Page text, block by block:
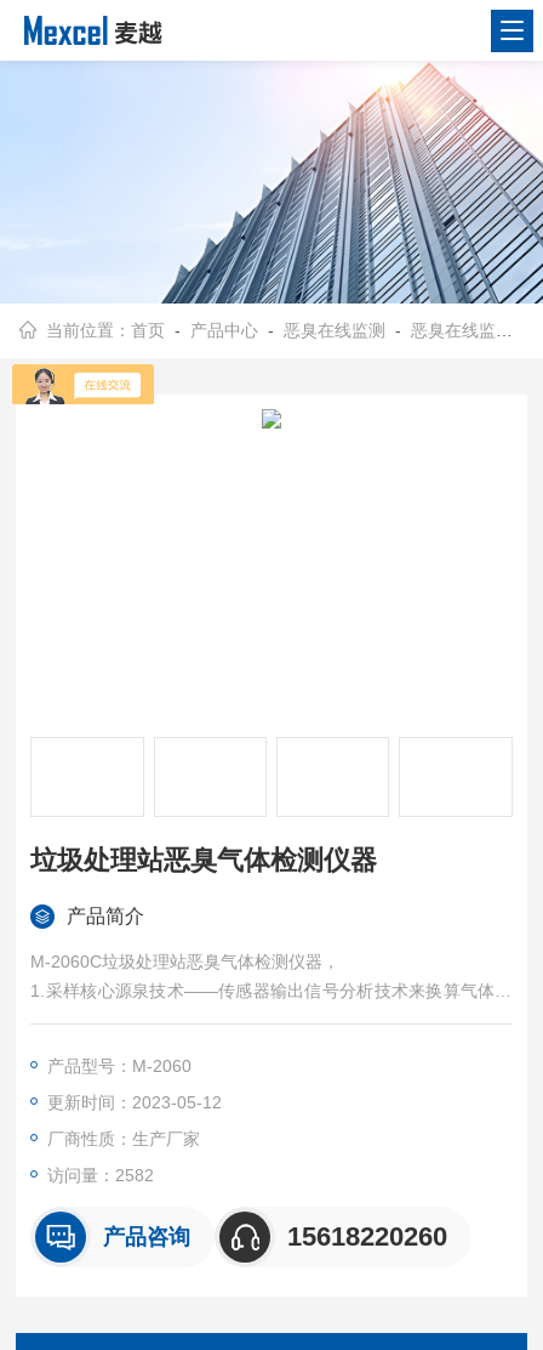
当前位置：首页 - 产品中心 -恶臭在线监测 -恶臭在线监测仪
垃圾处理站恶臭气体检测仪器
产品简介
M-2060C垃圾处理站恶臭气体检测仪器，
1.采样核心源泉技术——传感器输出信号分析技术来换算气体浓
度，其中恶臭结果显示单位为稀释倍数（OU），硫化氢和氨气
s采用光离子化气体传感器进行检测，结果显示单位为ppm。
2.集成GPRS通信技术，实时监测大气环境数据，实时传输数
据， 实时监控设备运行状态。
产品型号：M-2060
更新时间：2023-05-12
厂商性质：生产厂家
访问量：2582
产品咨询 15618220260